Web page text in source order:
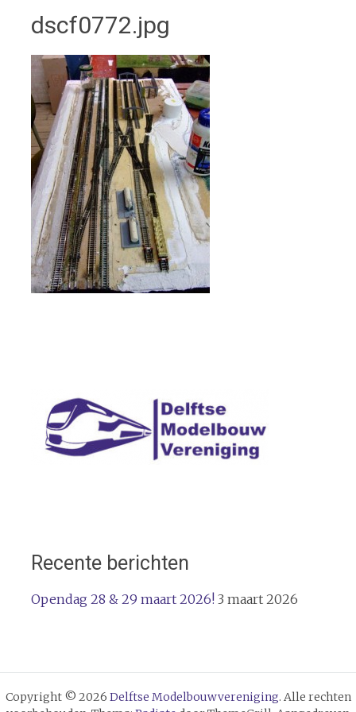
dscf0772.jpg
Recente berichten
Opendag 28 & 29 maart 2026! 3 maart 2026
Copyright © 2026 Delftse Modelbouwvereniging. Alle rechten